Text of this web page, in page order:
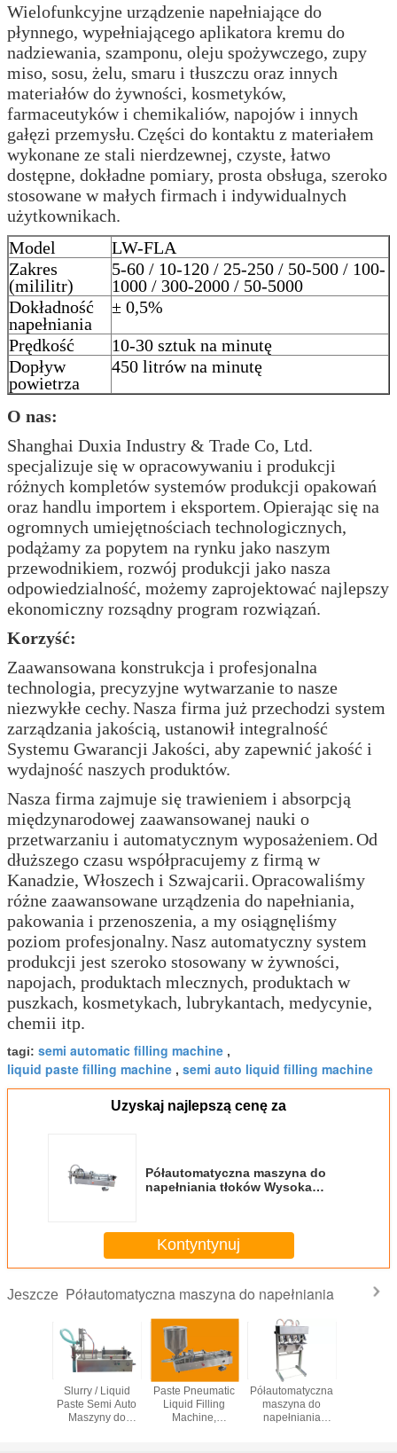
Wielofunkcyjne urządzenie napełniające do
płynnego, wypełniającego aplikatora kremu do
nadziewania, szamponu, oleju spożywczego, zupy
miso, sosu, żelu, smaru i tłuszczu oraz innych
materiałów do żywności, kosmetyków,
farmaceutyków i chemikaliów, napojów i innych
gałęzi przemysłu.Części do kontaktu z materiałem
wykonane ze stali nierdzewnej, czyste, łatwo
dostępne, dokładne pomiary, prosta obsługa, szeroko
stosowane w małych firmach i indywidualnych
użytkownikach.
Model
LW-FLA
Zakres
(mililitr)
5-60 / 10-120 / 25-250 / 50-500 / 100-
1000 / 300-2000 / 50-5000
Dokładność
napełniania
± 0,5%
Prędkość
10-30 sztuk na minutę
Dopływ
powietrza
450 litrów na minutę
O nas:
Shanghai Duxia Industry & Trade Co, Ltd.
specjalizuje się w opracowywaniu i produkcji
różnych kompletów systemów produkcji opakowań
oraz handlu importem i eksportem.Opierając się na
ogromnych umiejętnościach technologicznych,
podążamy za popytem na rynku jako naszym
przewodnikiem, rozwój produkcji jako nasza
odpowiedzialność, możemy zaprojektować najlepszy
ekonomiczny rozsądny program rozwiązań.
Korzyść:
Zaawansowana konstrukcja i profesjonalna
technologia, precyzyjne wytwarzanie to nasze
niezwykłe cechy.Nasza firma już przechodzi system
zarządzania jakością, ustanowił integralność
Systemu Gwarancji Jakości, aby zapewnić jakość i
wydajność naszych produktów.
Nasza firma zajmuje się trawieniem i absorpcją
międzynarodowej zaawansowanej nauki o
przetwarzaniu i automatycznym wyposażeniem.Od
dłuższego czasu współpracujemy z firmą w
Kanadzie, Włoszech i Szwajcarii.Opracowaliśmy
różne zaawansowane urządzenia do napełniania,
pakowania i przenoszenia, a my osiągnęliśmy
poziom profesjonalny.Nasz automatyczny system
produkcji jest szeroko stosowany w żywności,
napojach, produktach mlecznych, produktach w
puszkach, kosmetykach, lubrykantach, medycynie,
chemii itp.
tagi: semi automatic filling machine ,
liquid paste filling machine , semi auto liquid filling machine
Uzyskaj najlepszą cenę za
Półautomatyczna maszyna do
napełniania tłoków Wysoka
Kontyntynuj
Jeszcze Półautomatyczna maszyna do napełniania
Slurry / Liquid
Paste Semi Auto
Maszyny do
Paste Pneumatic
Liquid Filling
Machine,
Półautomatyczna
maszyna do
napełniania